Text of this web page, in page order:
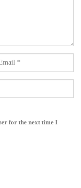
for the next time I